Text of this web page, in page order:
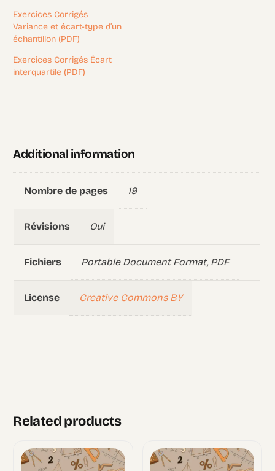
Exercices Corrigés
Variance et écart-type d’un
échantillon (PDF)
Exercices Corrigés Écart
interquartile (PDF)
Additional information
Nombre de pages 19
Révisions Oui
Fichiers Portable Document Format, PDF
License Creative Commons BY
Related products